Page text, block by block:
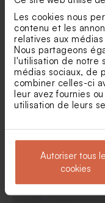
Les cookies nous
contenu et les
relatives aux
Nous partageons
l'utilisation de notre
médias sociaux, de
combiner celles-ci
leur avez fournies
utilisation de leurs
Autoriser tous
cookies
Savon artisanal rond
Livret de messe
couronne eucalyptus